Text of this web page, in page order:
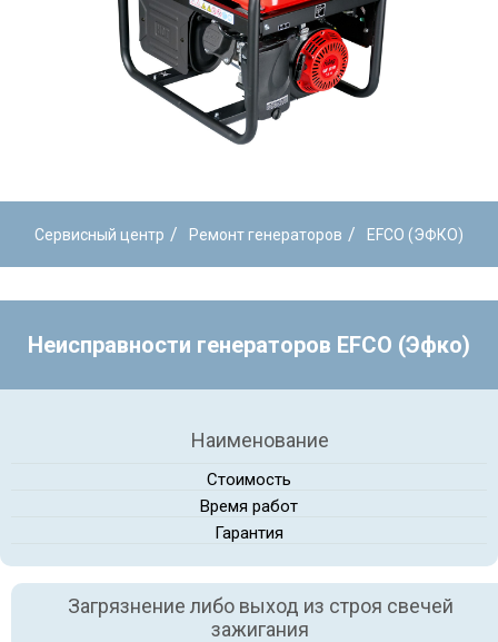
Сервисный центр / Ремонт генераторов / EFCO (ЭФКО)
Неисправности генераторов EFCO (Эфко)
Наименование
Стоимость
Время работ
Гарантия
Загрязнение либо выход из строя свечей
зажигания